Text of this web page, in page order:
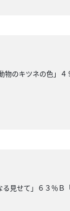
のキツネの色」
見せて」６３％